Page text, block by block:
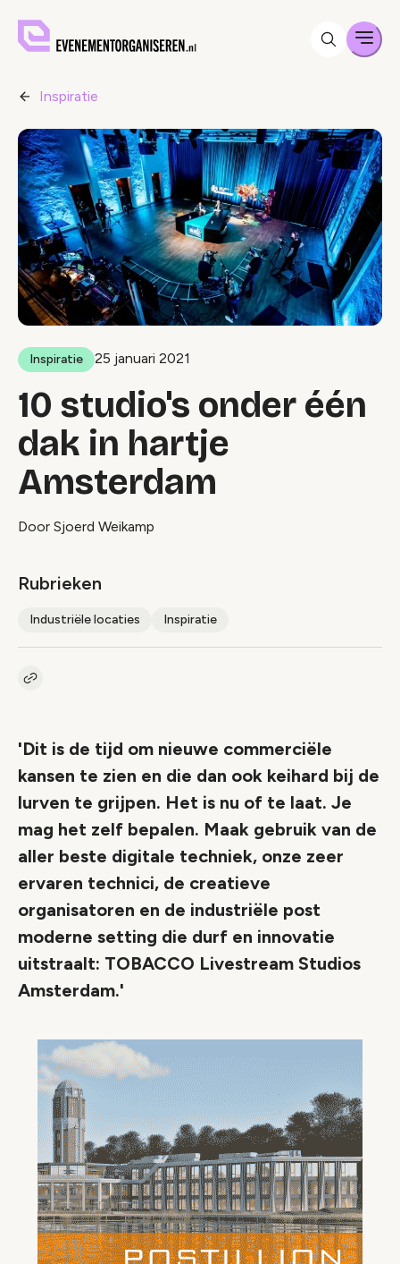
Inspiratie
Inspiratie 25 januari 2021
10 studio's onder één
dak in hartje
Amsterdam
Door Sjoerd Weikamp
Rubrieken
Industriële locaties Inspiratie
Kopieer link naar artikel
'Dit is de tijd om nieuwe commerciële
kansen te zien en die dan ook keihard bij de
lurven te grijpen. Het is nu of te laat. Je
mag het zelf bepalen. Maak gebruik van de
aller beste digitale techniek, onze zeer
ervaren technici, de creatieve
organisatoren en de industriële post
moderne setting die durf en innovatie
uitstraalt: TOBACCO Livestream Studios
Amsterdam.'